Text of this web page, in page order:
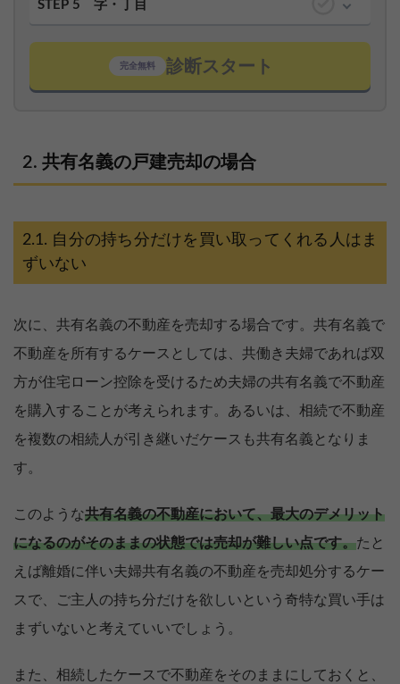
STEP 5 字・丁目
完全無料 診断スタート
共有名義の戸建売却の場合
自分の持ち分だけを買い取ってくれる人はま
ずいない
次に、共有名義の不動産を売却する場合です。共有名義で
不動産を所有するケースとしては、共働き夫婦であれば双
方が住宅ローン控除を受けるため夫婦の共有名義で不動産
を購入することが考えられます。あるいは、相続で不動産
を複数の相続人が引き継いだケースも共有名義となりま
す。
このような共有名義の不動産において、最大のデメリット
になるのがそのままの状態では売却が難しい点です。たと
えば離婚に伴い夫婦共有名義の不動産を売却処分するケー
スで、ご主人の持ち分だけを欲しいという奇特な買い手は
まずいないと考えていいでしょう。
また、相続したケースで不動産をそのままにしておくと、